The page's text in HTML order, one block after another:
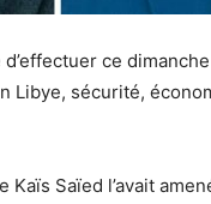
ce
Libye, sécurité,
Saïed l’avait